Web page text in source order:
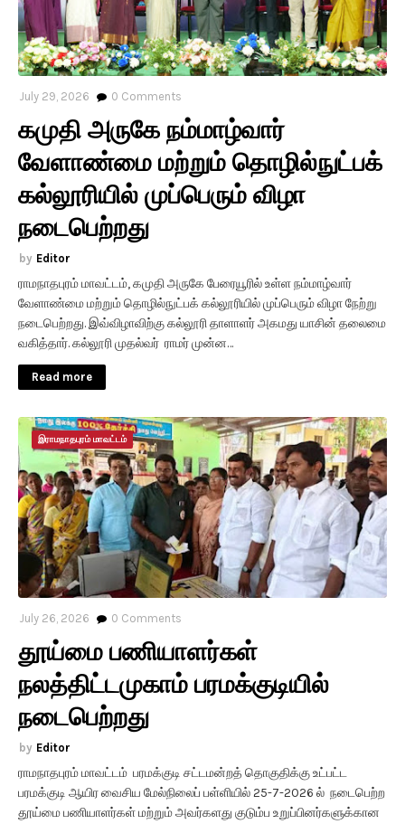
July 29, 2026 0 Comments
கமுதி அருகே நம்மாழ்வார்
வேளாண்மை மற்றும் தொழில்நுட்பக்
கல்லூரியில் முப்பெரும் விழா
நடைபெற்றது
Editor
ராமநாதபுரம் மாவட்டம், கமுதி அருகே பேரையூரில் உள்ள நம்மாழ்வார்
வேளாண்மை மற்றும் தொழில்நுட்பக் கல்லூரியில் முப்பெரும் விழா நேற்று
நடைபெற்றது. இவ்விழாவிற்கு கல்லூரி தாளாளர் அகமது யாசின் தலைமை
வகித்தார். கல்லூரி முதல்வர் ராமர் முன்ன…
Read more
இராமநாதபுரம் மாவட்டம்
July 26, 2026 0 Comments
தூய்மை பணியாளர்கள்
நலத்திட்டமுகாம் பரமக்குடியில்
நடைபெற்றது
Editor
ராமநாதபுரம் மாவட்டம் பரமக்குடி சட்டமன்றத் தொகுதிக்கு உட்பட்ட
பரமக்குடி ஆயிர வைசிய மேல்நிலைப் பள்ளியில் 25-7-2026 ல் நடைபெற்ற
தூய்மை பணியாளர்கள் மற்றும் அவர்களது குடும்ப உறுப்பினர்களுக்கான